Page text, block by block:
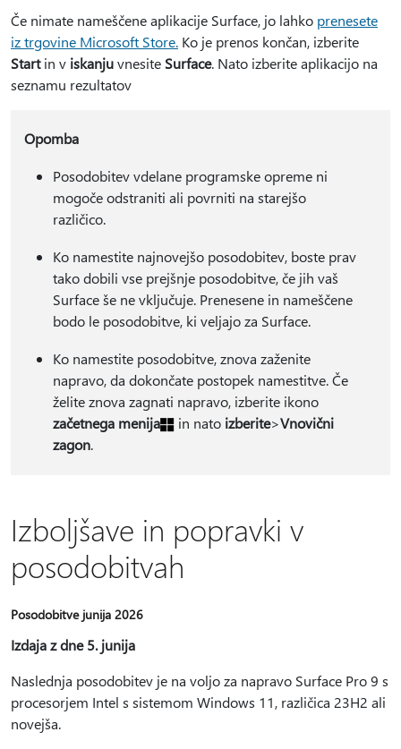
Če nimate nameščene aplikacije Surface, jo lahko prenesete
iz trgovine Microsoft Store. Ko je prenos končan, izberite
Startin v iskanjuvnesite Surface. Nato izberite aplikacijo na
seznamu rezultatov
Opomba
Posodobitev vdelane programske opreme ni
mogoče odstraniti ali povrniti na starejšo
različico.
Ko namestite najnovejšo posodobitev, boste prav
tako dobili vse prejšnje posodobitve, če jih vaš
Surface še ne vključuje. Prenesene in nameščene
bodo le posodobitve, ki veljajo za Surface.
Ko namestite posodobitve, znova zaženite
napravo, da dokončate postopek namestitve. Če
želite znova zagnati napravo, izberite ikono
začetnega menija
in nato izberite>Vnovični
zagon.
Izboljšave in popravki v
posodobitvah
Posodobitve junija 2026
Izdaja z dne 5. junija
Naslednja posodobitev je na voljo za napravo Surface Pro 9 s
procesorjem Intel s sistemom Windows 11, različica 23H2 ali
novejša.